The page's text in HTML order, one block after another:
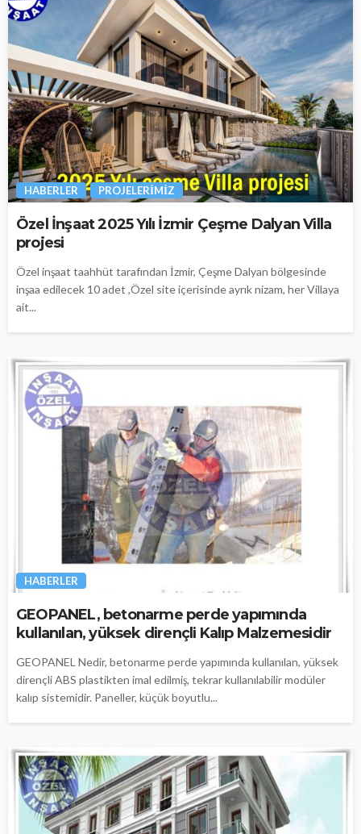
HABERLER PROJELERIMIZ
Özel İnşaat 2025 Yılı İzmir Çeşme Dalyan Villa
projesi
Özel inşaat taahhüt tarafından İzmir, Çeşme Dalyan bölgesinde
inşaa edilecek 10 adet ,Özel site içerisinde ayrık nizam, her Villaya
ait...
HABERLER
GEOPANEL, betonarme perde yapımında
kullanılan, yüksek dirençli Kalıp Malzemesidir
GEOPANEL Nedir, betonarme perde yapımında kullanılan, yüksek
dirençli ABS plastikten imal edilmiş, tekrar kullanılabilir modüler
kalıp sistemidir. Paneller, küçük boyutlu...